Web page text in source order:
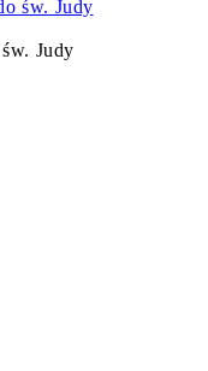
Judy